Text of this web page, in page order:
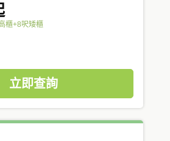
櫃+8呎矮櫃
立即查詢